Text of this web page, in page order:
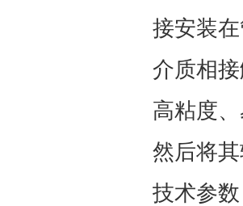
接安装
介质相
高粘度
然后将
技术参